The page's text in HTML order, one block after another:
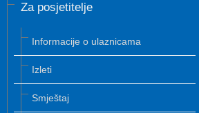
Za posjetitelje
Informacije o ulaznicama
Izleti
Smještaj